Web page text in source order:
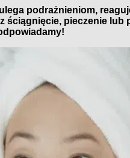
podrażnieniom,
pieczenie lub